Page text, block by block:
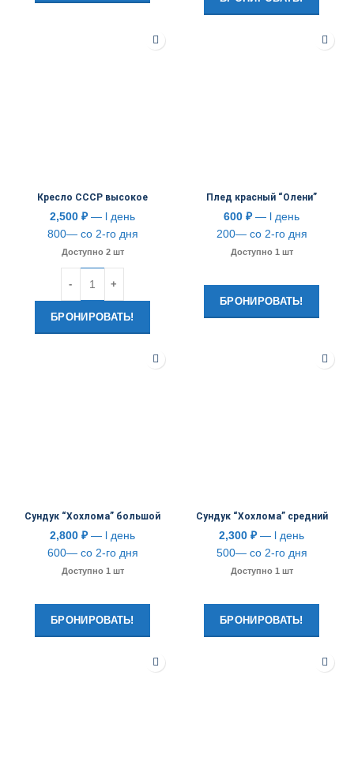
Кресло СССР высокое
2,500 ₽— l день
800— со 2-го дня
Доступно 2 шт
БРОНИРОВАТЬ!
Плед красный “Олени”
600 ₽— l день
200— со 2-го дня
Доступно 1 шт
БРОНИРОВАТЬ!
Сундук “Хохлома” большой
2,800 ₽— l день
600— со 2-го дня
Доступно 1 шт
БРОНИРОВАТЬ!
Сундук “Хохлома” средний
2,300 ₽— l день
500— со 2-го дня
Доступно 1 шт
БРОНИРОВАТЬ!